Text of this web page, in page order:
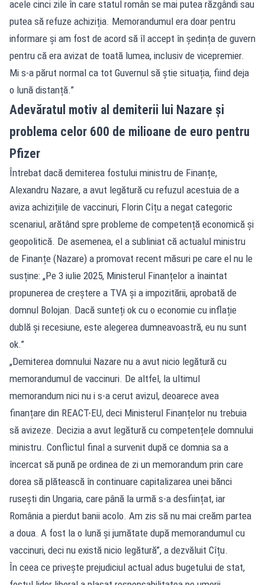
acele cinci zile în care statul român se mai putea răzgândi sau
putea să refuze achiziția. Memorandumul era doar pentru
informare și am fost de acord să îl accept în ședința de guvern
pentru că era avizat de toată lumea, inclusiv de vicepremier.
Mi s-a părut normal ca tot Guvernul să știe situația, fiind deja
o lună distanță.”
Adevăratul motiv al demiterii lui Nazare și
problema celor 600 de milioane de euro pentru
Pfizer
Întrebat dacă demiterea fostului ministru de Finanțe,
Alexandru Nazare, a avut legătură cu refuzul acestuia de a
aviza achizițiile de vaccinuri, Florin Cîțu a negat categoric
scenariul, arătând spre probleme de competență economică și
geopolitică. De asemenea, el a subliniat că actualul ministru
de Finanțe (Nazare) a promovat recent măsuri pe care el nu le
susține: „Pe 3 iulie 2025, Ministerul Finanțelor a înaintat
propunerea de creștere a TVA și a impozitării, aprobată de
domnul Bolojan. Dacă sunteți ok cu o economie cu inflație
dublă și recesiune, este alegerea dumneavoastră, eu nu sunt
ok.”
„Demiterea domnului Nazare nu a avut nicio legătură cu
memorandumul de vaccinuri. De altfel, la ultimul
memorandum nici nu i s-a cerut avizul, deoarece avea
finanțare din REACT-EU, deci Ministerul Finanțelor nu trebuia
să avizeze. Decizia a avut legătură cu competențele domnului
ministru. Conflictul final a survenit după ce domnia sa a
încercat să pună pe ordinea de zi un memorandum prin care
dorea să plătească în continuare capitalizarea unei bănci
rusești din Ungaria, care până la urmă s-a desființat, iar
România a pierdut banii acolo. Am zis să nu mai creăm partea
a doua. A fost la o lună și jumătate după memorandumul cu
vaccinuri, deci nu există nicio legătură”, a dezvăluit Cîțu.
În ceea ce privește prejudiciul actual adus bugetului de stat,